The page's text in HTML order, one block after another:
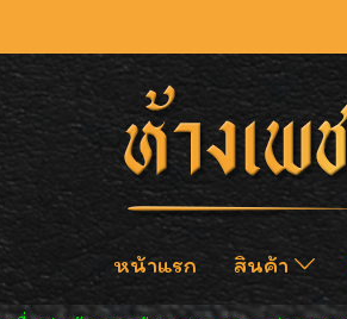
หน้าแรก สินค้า